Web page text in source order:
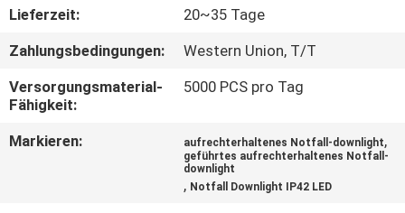
TRETEN
SIE
MIT
UNS
IN
Lieferzeit:
20~35 Tage
Zahlungsbedingungen:
Western Union, T/T
Versorgungsmaterial-
Fähigkeit:
5000 PCS pro Tag
Markieren: aufrechterhaltenes Notfall-downlight,
geführtes aufrechterhaltenes Notfall-
downlight
, Notfall Downlight IP42 LED